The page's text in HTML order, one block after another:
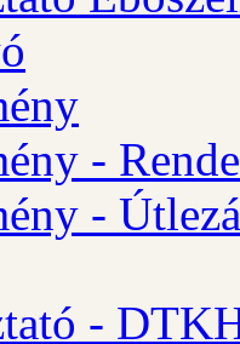
-
-
-